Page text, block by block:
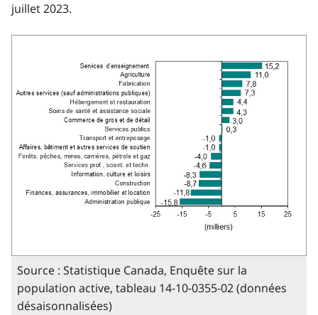
juillet 2023.
Source : Statistique Canada, Enquête sur la
population active, tableau 14-10-0355-02 (données
désaisonnalisées)